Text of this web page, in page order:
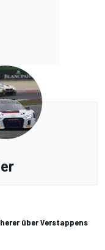
über Verstappens